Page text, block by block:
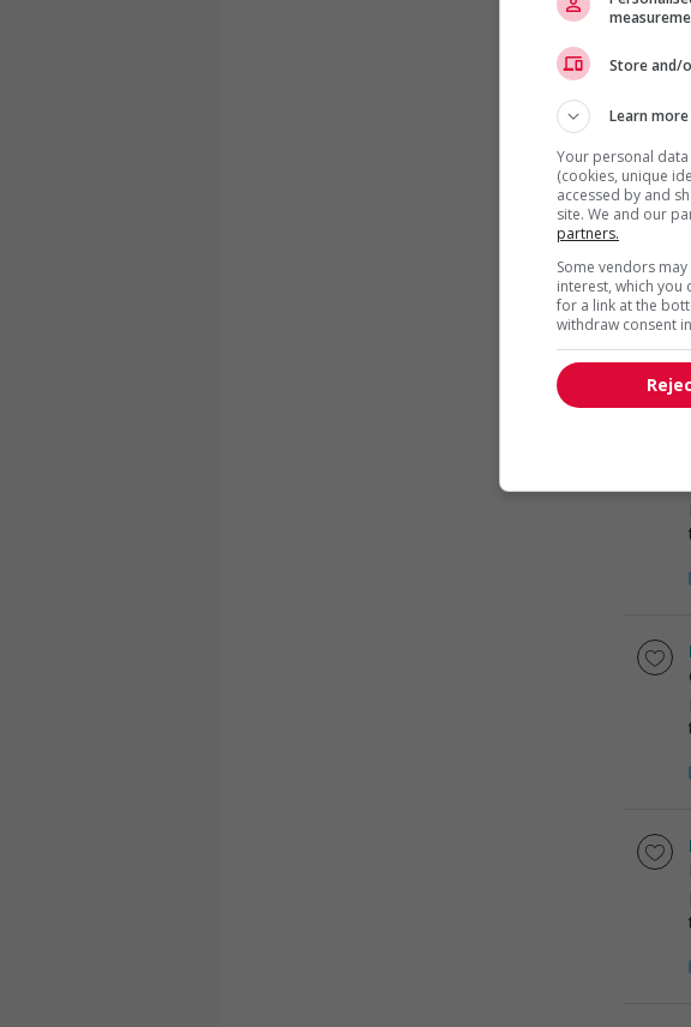
Store and/
Learn more
Your personal
(cookies, unique
accessed by and
site. We and our
partners.
Some vendors
interest, which
for a link at the
withdraw consent